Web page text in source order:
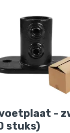
voetplaat -
stuks)
voetplaat -
is toegevoegd